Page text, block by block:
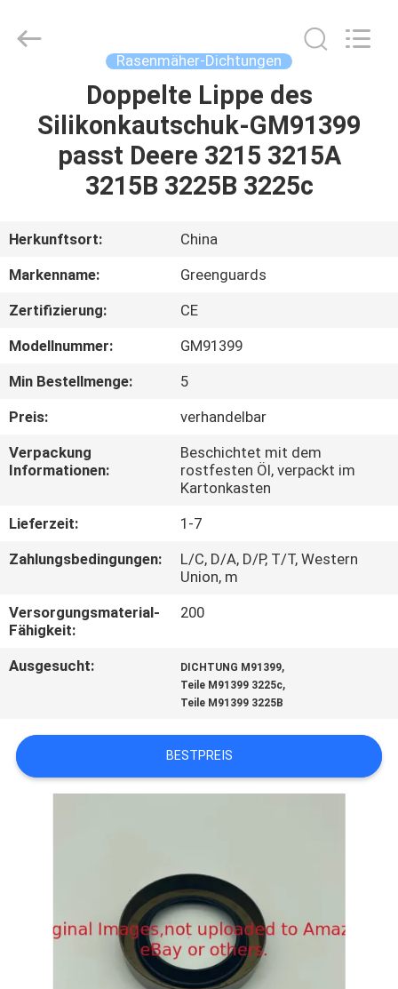
PRODUKTE
UNS
AUSFLUG
QUALITÄTSKONTROLLE
TRETEN
SIE
UNS
IN
NACHRICHTEN
SIE EIN
ZITAT
Trading
Rasenmäher-Dichtungen
Doppelte Lippe des
Silikonkautschuk-GM91399
passt Deere 3215 3215A
3215B 3225B 3225c
Herkunftsort:
China
Markenname:
Greenguards
Zertifizierung:
CE
Modellnummer:
GM91399
Min Bestellmenge:
5
Preis:
verhandelbar
Verpackung
Informationen:
Beschichtet mit dem
rostfesten Öl, verpackt im
Kartonkasten
Lieferzeit:
1-7
Zahlungsbedingungen:
L/C, D/A, D/P, T/T, Western
Union, m
Versorgungsmaterial-
Fähigkeit:
200
Ausgesucht: DICHTUNG M91399,
Teile M91399 3225c,
Teile M91399 3225B
BESTPREIS